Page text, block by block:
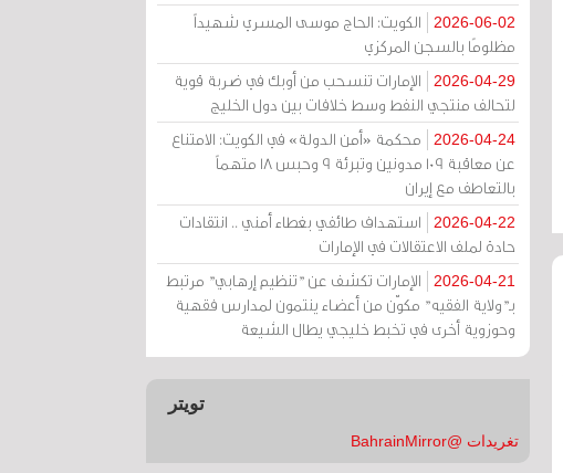
2026-06-02
الكويت: الحاج موسى المسري شهيداً
مظلومًا بالسجن المركزي
2026-04-29
الإمارات تنسحب من أوبك في ضربة قوية
لتحالف منتجي النفط وسط خلافات بين دول الخليج
2026-04-24
محكمة «أمن الدولة» في الكويت: الامتناع
عن معاقبة 109 مدونين وتبرئة 9 وحبس 18 متهماً
بالتعاطف مع إيران
2026-04-22
استهداف طائفي بغطاء أمني .. انتقادات
حادة لملف الاعتقالات في الإمارات
2026-04-21
الإمارات تكشف عن "تنظيم إرهابي" مرتبط
بـ"ولاية الفقيه" مكوّن من أعضاء ينتمون لمدارس فقهية
وحوزوية أخرى في تخبط خليجي يطال الشيعة
تويتر
تغريدات @BahrainMirror